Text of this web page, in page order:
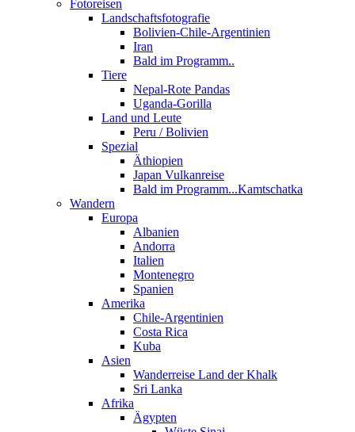
Fotoreisen
Landschaftsfotografie
Bolivien-Chile-Argentinien
Iran
Bald im Programm..
Tiere
Nepal-Rote Pandas
Uganda-Gorilla
Land und Leute
Peru / Bolivien
Spezial
Äthiopien
Japan Vulkanreise
Bald im Programm...Kamtschatka
Wandern
Europa
Albanien
Andorra
Italien
Montenegro
Spanien
Amerika
Chile-Argentinien
Costa Rica
Kuba
Asien
Wanderreise Land der Khalk
Sri Lanka
Afrika
Ägypten